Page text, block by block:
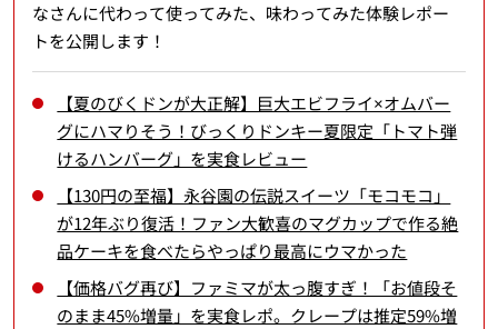
なさんに代わって使ってみた、味わってみた体験レポー
トを公開します！
【夏のびくドンが大正解】巨大エビフライ×オムバー
グにハマりそう！びっくりドンキー夏限定「トマト弾
けるハンバーグ」を実食レビュー
【130円の至福】永谷園の伝説スイーツ「モコモコ」
が12年ぶり復活！ファン大歓喜のマグカップで作る絶
品ケーキを食べたらやっぱり最高にウマかった
【価格バグ再び】ファミマが太っ腹すぎ！「お値段そ
のまま45%増量」を実食レポ。クレープは推定59%増